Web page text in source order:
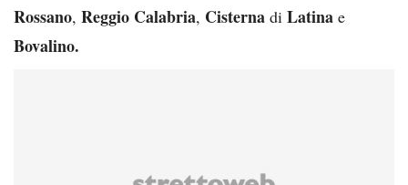
Rossano, Reggio Calabria, Cisterna di Latina e
Bovalino.